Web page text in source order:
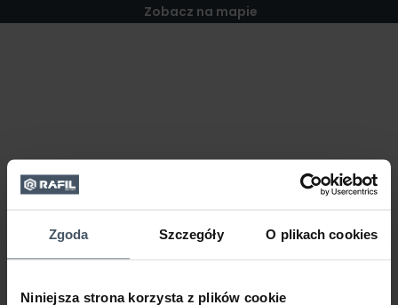
Zgoda Szczegóły O plikach cookies
Niniejsza strona korzysta z plików cookie
Zobacz na mapie